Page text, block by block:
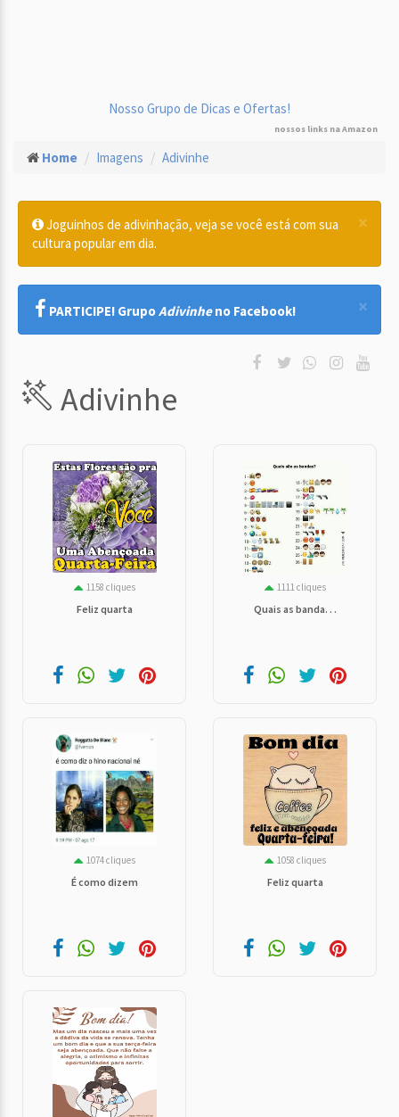
Nosso Grupo de Dicas e Ofertas!
nossos links na Amazon
Home Imagens Adivinhe
×
Joguinhos de adivinhação, veja se você está com sua
cultura popular em dia.
×
PARTICIPE! GrupoAdivinheno Facebook!
Adivinhe
1158 cliques
Feliz quarta
1111 cliques
Quais as banda. . .
1074 cliques
É como dizem
1058 cliques
Feliz quarta